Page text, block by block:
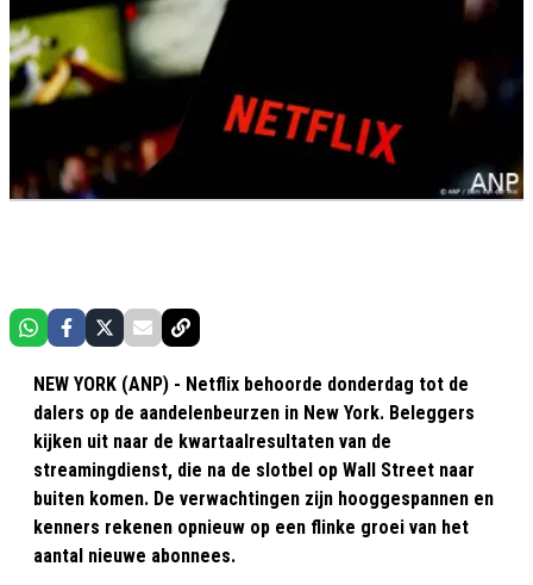
NEW YORK (ANP) - Netflix behoorde donderdag tot de
dalers op de aandelenbeurzen in New York. Beleggers
kijken uit naar de kwartaalresultaten van de
streamingdienst, die na de slotbel op Wall Street naar
buiten komen. De verwachtingen zijn hooggespannen en
kenners rekenen opnieuw op een flinke groei van het
aantal nieuwe abonnees.